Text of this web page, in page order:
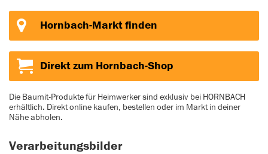
Hornbach-Markt finden
Direkt zum Hornbach-Shop
Die Baumit-Produkte für Heimwerker sind exklusiv bei HORNBACH
erhältlich. Direkt online kaufen, bestellen oder im Markt in deiner
Nähe abholen.
Verarbeitungsbilder